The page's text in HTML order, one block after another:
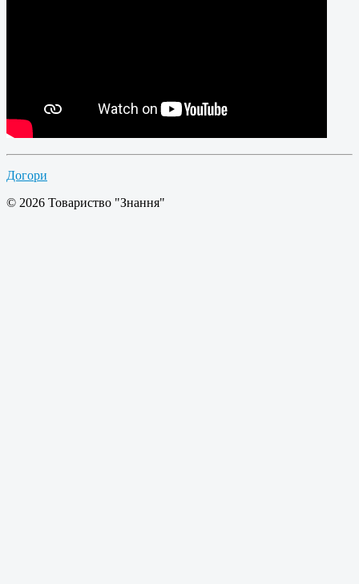
Догори
© 2026 Товариство "Знання"